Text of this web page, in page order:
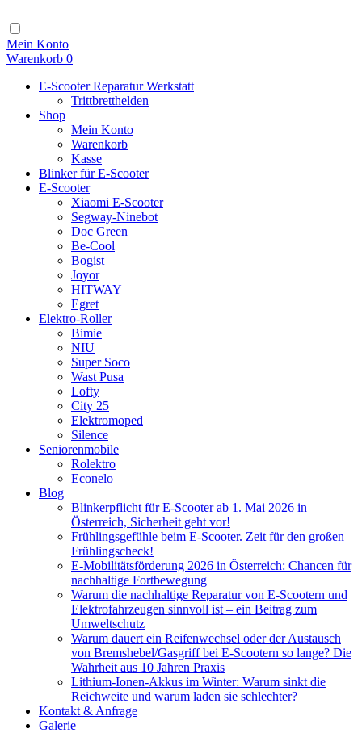
Inhalt
Mein Konto
Warenkorb 0
E-Scooter Reparatur Werkstatt
Trittbretthelden
Shop
Mein Konto
Warenkorb
Kasse
Blinker für E-Scooter
E-Scooter
Xiaomi E-Scooter
Segway-Ninebot
Doc Green
Be-Cool
Bogist
Joyor
HITWAY
Egret
Elektro-Roller
Bimie
NIU
Super Soco
Wast Pusa
Lofty
City 25
Elektromoped
Silence
Seniorenmobile
Rolektro
Econelo
Blog
Blinkerpflicht für E-Scooter ab 1. Mai 2026 in
Österreich, Sicherheit geht vor!
Frühlingsgefühle beim E-Scooter. Zeit für den großen
Frühlingscheck!
E-Mobilitätsförderung 2026 in Österreich: Chancen für
nachhaltige Fortbewegung
Warum die nachhaltige Reparatur von E-Scootern und
Elektrofahrzeugen sinnvoll ist – ein Beitrag zum
Umweltschutz
Warum dauert ein Reifenwechsel oder der Austausch
von Bremshebel/Gasgriff bei E-Scootern so lange? Die
Wahrheit aus 10 Jahren Praxis
Lithium-Ionen-Akkus im Winter: Warum sinkt die
Reichweite und warum laden sie schlechter?
Kontakt & Anfrage
Galerie